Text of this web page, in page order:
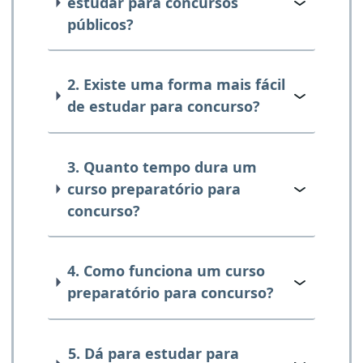
públicos?
2. Existe uma forma mais fácil
de estudar para concurso?
3. Quanto tempo dura um
curso preparatório para
concurso?
4. Como funciona um curso
preparatório para concurso?
5. Dá para estudar para